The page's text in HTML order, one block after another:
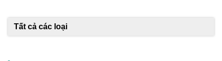
Tất cả các loại